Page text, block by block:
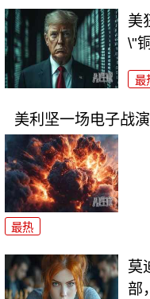
美
\"
最
美利坚一场电子战
最热
莫
部